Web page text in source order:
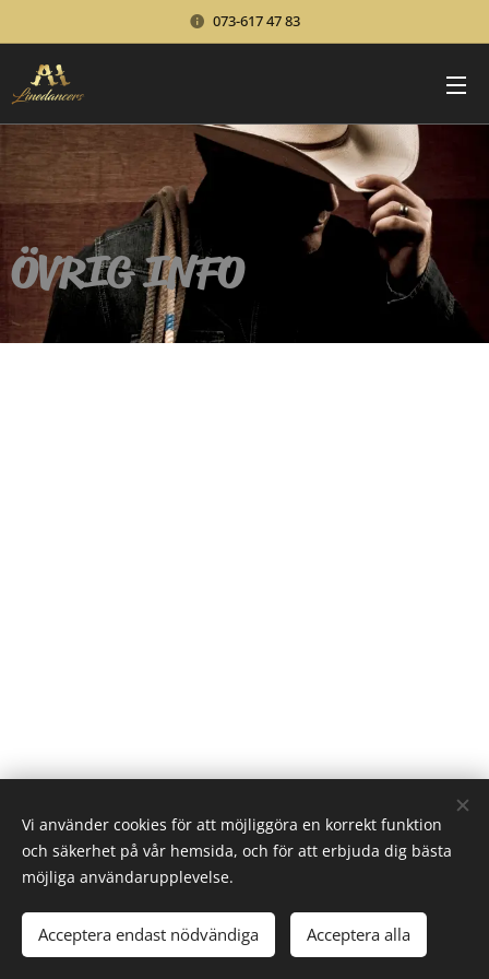
073-617 47 83
ÖVRIG INFO
AL Linedancers
Alla rättigheter reserverade 2023
Cookies
Vi använder cookies för att möjliggöra en korrekt funktion
och säkerhet på vår hemsida, och för att erbjuda dig bästa
möjliga användarupplevelse.
Acceptera endast nödvändiga Acceptera alla